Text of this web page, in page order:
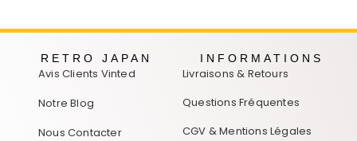
RETRO JAPAN
Avis Clients Vinted
Notre Blog
Nous Contacter
INFORMATIONS
Livraisons & Retours
Questions Fréquentes
CGV & Mentions Légales